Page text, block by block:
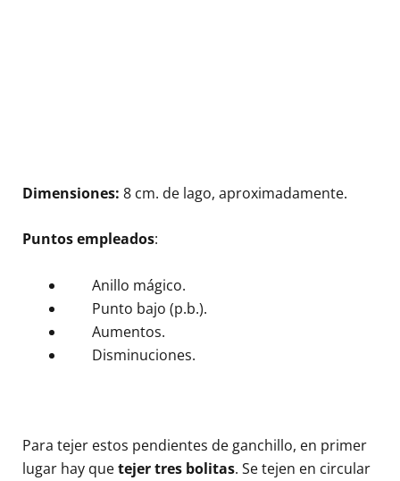
Dimensiones: 8 cm. de lago, aproximadamente.
Puntos empleados:
Anillo mágico.
Punto bajo (p.b.).
Aumentos.
Disminuciones.
Para tejer estos pendientes de ganchillo, en primer
lugar hay quetejer tres bolitas. Se tejen en circular